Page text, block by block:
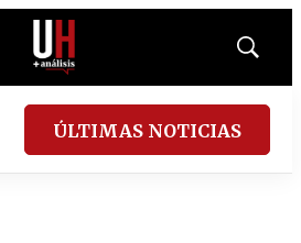
Mostrar
ÚLTIMAS NOTICIAS